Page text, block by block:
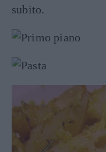
subito.